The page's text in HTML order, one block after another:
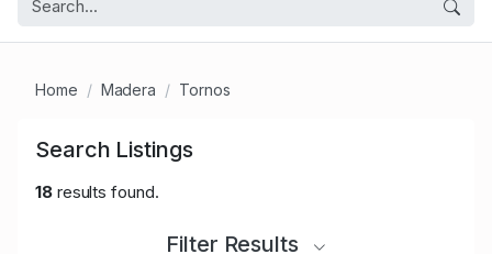
Home Madera Tornos
Search Listings
18results found.
Filter Results